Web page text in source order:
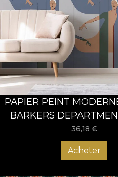
PAPIER PEINT
BARKERS
BLUE – VLADILA
36,18 €
Acheter